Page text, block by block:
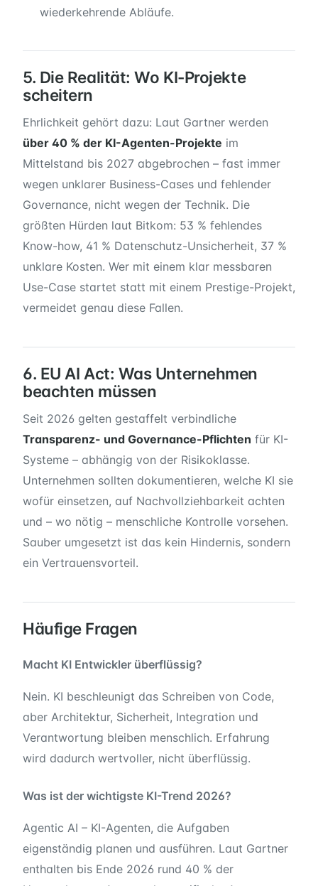
wiederkehrende Abläufe.
5. Die Realität: Wo KI-Projekte
scheitern
Ehrlichkeit gehört dazu: Laut Gartner werden
über 40 % der KI-Agenten-Projekte im
Mittelstand bis 2027 abgebrochen – fast immer
wegen unklarer Business-Cases und fehlender
Governance, nicht wegen der Technik. Die
größten Hürden laut Bitkom: 53 % fehlendes
Know-how, 41 % Datenschutz-Unsicherheit, 37 %
unklare Kosten. Wer mit einem klar messbaren
Use-Case startet statt mit einem Prestige-Projekt,
vermeidet genau diese Fallen.
6. EU AI Act: Was Unternehmen
beachten müssen
Seit 2026 gelten gestaffelt verbindliche
Transparenz- und Governance-Pflichten für KI-
Systeme – abhängig von der Risikoklasse.
Unternehmen sollten dokumentieren, welche KI sie
wofür einsetzen, auf Nachvollziehbarkeit achten
und – wo nötig – menschliche Kontrolle vorsehen.
Sauber umgesetzt ist das kein Hindernis, sondern
ein Vertrauensvorteil.
Häufige Fragen
Macht KI Entwickler überflüssig?
Nein. KI beschleunigt das Schreiben von Code,
aber Architektur, Sicherheit, Integration und
Verantwortung bleiben menschlich. Erfahrung
wird dadurch wertvoller, nicht überflüssig.
Was ist der wichtigste KI-Trend 2026?
Agentic AI – KI-Agenten, die Aufgaben
eigenständig planen und ausführen. Laut Gartner
enthalten bis Ende 2026 rund 40 % der